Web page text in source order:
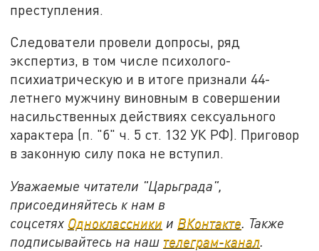
преступления.
Следователи провели допросы, ряд
экспертиз, в том числе психолого-
психиатрическую и в итоге признали 44-
летнего мужчину виновным в совершении
насильственных действиях сексуального
характера (п. "б" ч. 5 ст. 132 УК РФ). Приговор
в законную силу пока не вступил.
Уважаемые читатели "Царьграда",
присоединяйтесь к нам в
соцсетях Одноклассники и ВКонтакте. Также
подписывайтесь на наш телеграм-канал.